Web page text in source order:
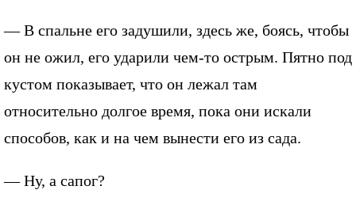
— В спальне его задушили, здесь же, боясь, чтобы
он не ожил, его ударили чем-то острым. Пятно под
кустом показывает, что он лежал там
относительно долгое время, пока они искали
способов, как и на чем вынести его из сада.
— Ну, а сапог?